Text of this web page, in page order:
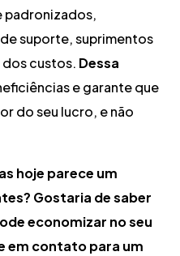
padronizados,
suporte, suprimentos
custos. Dessa
e garante que
do seu lucro, e não
hoje parece um
Gostaria de saber
economizar no seu
em contato para um